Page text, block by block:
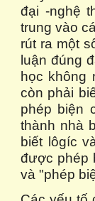
đại -nghệ
trung vào
rút ra một
luận đúng
học không
còn phải
phép biện
thành nhà
biết lôgíc
được phép
và "phép